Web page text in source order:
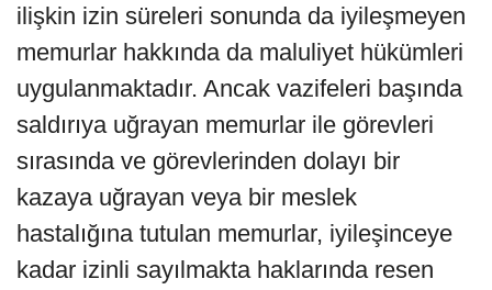
ilişkin izin süreleri sonunda da iyileşmeyen
memurlar hakkında da maluliyet hükümleri
uygulanmaktadır. Ancak vazifeleri başında
saldırıya uğrayan memurlar ile görevleri
sırasında ve görevlerinden dolayı bir
kazaya uğrayan veya bir meslek
hastalığına tutulan memurlar, iyileşinceye
kadar izinli sayılmakta haklarında resen